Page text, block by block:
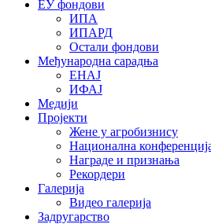
ЕУ фондови
ИПА
ИПАРД
Остали фондови
Међународна сарадња
ЕНАЈ
ИФАЈ
Медији
Пројекти
Жене у агробизнису
Национална
Награде и признања
Рекордери
Галерија
Видео галерија
Задругарство